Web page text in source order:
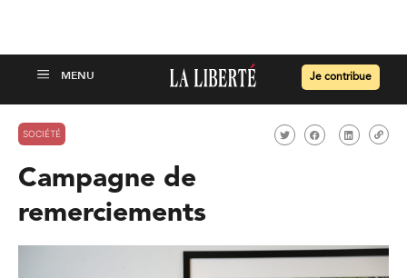
Je contribue
SOCIÉTÉ
Campagne de
remerciements